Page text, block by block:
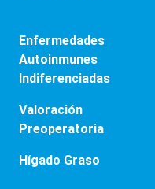
Enfermedades
Autoinmunes
Indiferenciadas
Valoración
Preoperatoria
Hígado Graso